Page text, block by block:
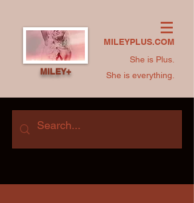
MILEYPLUS.COM
She is Plus.
She is everything.
MILEY+